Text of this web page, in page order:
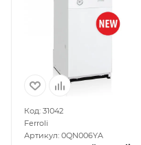
Код: 31042
Ferroli
Артикул: 0QN006YA